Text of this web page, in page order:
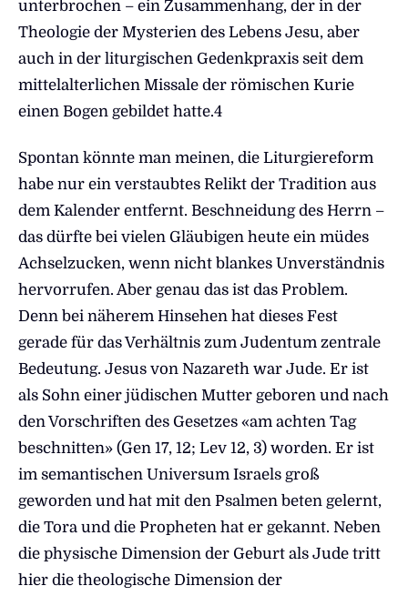
unterbrochen – ein Zusammenhang, der in der
Theologie der Mysterien des Lebens Jesu, aber
auch in der liturgischen Gedenkpraxis seit dem
mittelalterlichen Missale der römischen Kurie
einen Bogen gebildet hatte.4
Spontan könnte man meinen, die Liturgiereform
habe nur ein verstaubtes Relikt der Tradition aus
dem Kalender entfernt. Beschneidung des Herrn –
das dürfte bei vielen Gläubigen heute ein müdes
Achselzucken, wenn nicht blankes Unverständnis
hervorrufen. Aber genau das ist das Problem.
Denn bei näherem Hinsehen hat dieses Fest
gerade für das Verhältnis zum Judentum zentrale
Bedeutung. Jesus von Nazareth war Jude. Er ist
als Sohn einer jüdischen Mutter geboren und nach
den Vorschriften des Gesetzes «am achten Tag
beschnitten» (Gen 17, 12; Lev 12, 3) worden. Er ist
im semantischen Universum Israels groß
geworden und hat mit den Psalmen beten gelernt,
die Tora und die Propheten hat er gekannt. Neben
die physische Dimension der Geburt als Jude tritt
hier die theologische Dimension der